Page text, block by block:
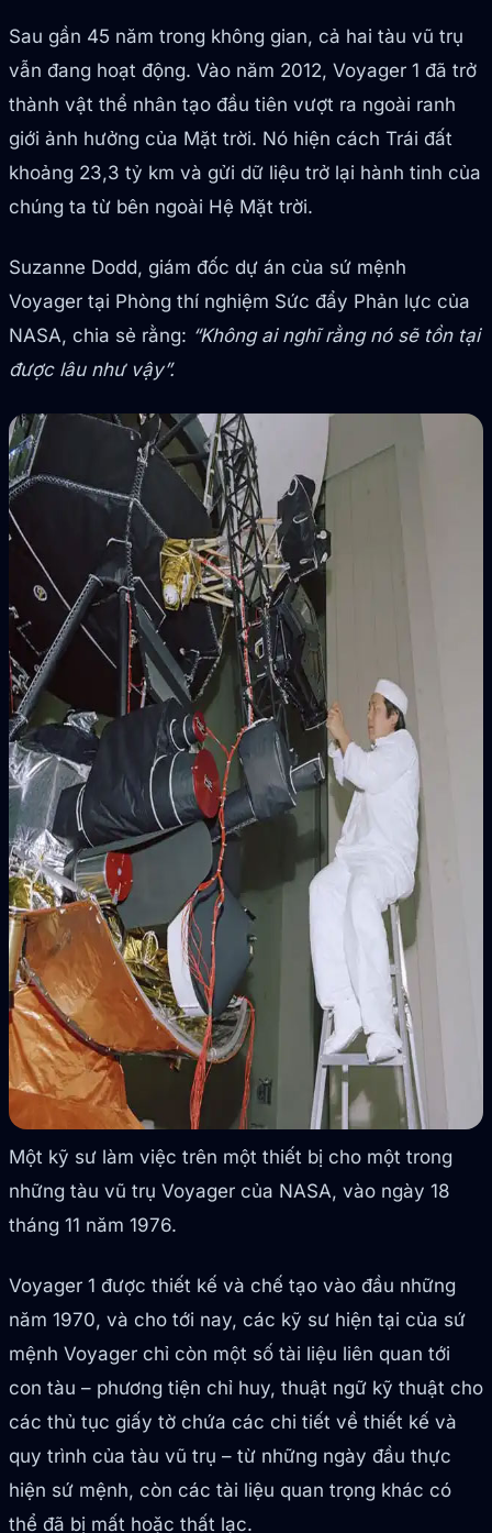
Sau gần 45 năm trong không gian, cả hai tàu vũ trụ
vẫn đang hoạt động. Vào năm 2012, Voyager 1 đã trở
thành vật thể nhân tạo đầu tiên vượt ra ngoài ranh
giới ảnh hưởng của Mặt trời. Nó hiện cách Trái đất
khoảng 23,3 tỷ km và gửi dữ liệu trở lại hành tinh của
chúng ta từ bên ngoài Hệ Mặt trời.
Suzanne Dodd, giám đốc dự án của sứ mệnh
Voyager tại Phòng thí nghiệm Sức đẩy Phản lực của
NASA, chia sẻ rằng: “Không ai nghĩ rằng nó sẽ tồn tại
được lâu như vậy”.
Một kỹ sư làm việc trên một thiết bị cho một trong
những tàu vũ trụ Voyager của NASA, vào ngày 18
tháng 11 năm 1976.
Voyager 1 được thiết kế và chế tạo vào đầu những
năm 1970, và cho tới nay, các kỹ sư hiện tại của sứ
mệnh Voyager chỉ còn một số tài liệu liên quan tới
con tàu – phương tiện chỉ huy, thuật ngữ kỹ thuật cho
các thủ tục giấy tờ chứa các chi tiết về thiết kế và
quy trình của tàu vũ trụ – từ những ngày đầu thực
hiện sứ mệnh, còn các tài liệu quan trọng khác có
thể đã bị mất hoặc thất lạc.